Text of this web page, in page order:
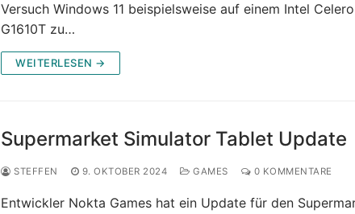
Versuch Windows 11 beispielsweise auf einem Intel
G1610T zu…
WEITERLESEN →
Supermarket Simulator Tablet Update
STEFFEN 9. OKTOBER 2024 GAMES 0 KOMMENTARE
Entwickler Nokta Games hat ein Update für den